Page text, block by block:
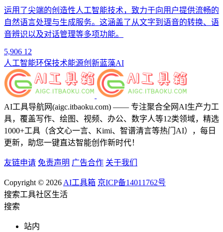
运用了尖端的创造性人工智能技术，致力于向用户提供流畅的
自然语言处理与生成服务。这涵盖了从文字到语音的转换、语
音辨识以及对话管理等多项功能。
5,906 12
人工智能环保技术能源创新蓝藻AI
AI工具导航网(aigc.itbaoku.com) —— 专注聚合全网AI生产力工
具，覆盖写作、绘图、视频、办公、数字人等12类领域，精选
1000+工具（含文心一言、Kimi、智谱清言等热门AI），每日
更新，助您一键直达智能创作新时代！
友链申请 免责声明 广告合作 关于我们
Copyright © 2026 AI工具箱 京ICP备14011762号
搜索工具社区生活
搜索
站内